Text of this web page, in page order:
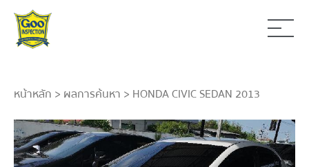
หน้าหลัก > ผลการค้นหา > HONDA CIVIC SEDAN 2013